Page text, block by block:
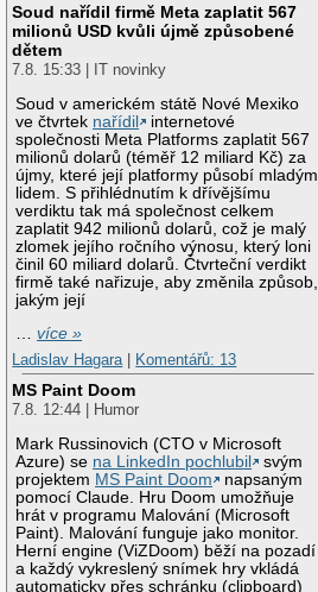
Soud nařídil firmě Meta zaplatit 567
milionů USD kvůli újmě způsobené
dětem
7.8. 15:33 | IT novinky
Soud v americkém státě Nové Mexiko
ve čtvrtek nařídil
internetové
společnosti Meta Platforms zaplatit 567
milionů dolarů (téměř 12 miliard Kč) za
újmy, které její platformy působí mladým
lidem. S přihlédnutím k dřívějšímu
verdiktu tak má společnost celkem
zaplatit 942 milionů dolarů, což je malý
zlomek jejího ročního výnosu, který loni
činil 60 miliard dolarů. Čtvrteční verdikt
firmě také nařizuje, aby změnila způsob,
jakým její
…více »
Ladislav Hagara
Komentářů: 13
MS Paint Doom
7.8. 12:44 | Humor
Mark Russinovich (CTO v Microsoft
Azure) se na LinkedIn pochlubil
svým
projektem MS Paint Doom
napsaným
pomocí Claude. Hru Doom umožňuje
hrát v programu Malování (Microsoft
Paint). Malování funguje jako monitor.
Herní engine (ViZDoom) běží na pozadí
a každý vykreslený snímek hry vkládá
automaticky přes schránku (clipboard)